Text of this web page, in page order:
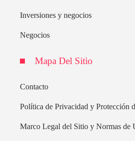
Inversiones y negocios
Negocios
Mapa Del Sitio
Contacto
Política de Privacidad y Protección
Marco Legal del Sitio y Normas de